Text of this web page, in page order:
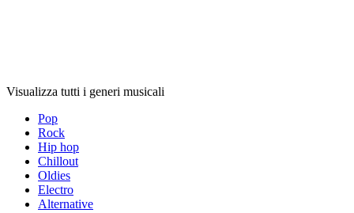
Visualizza tutti i generi musicali
Pop
Rock
Hip hop
Chillout
Oldies
Electro
Alternative